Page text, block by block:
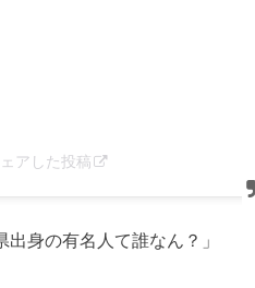
アした投稿
身の有名人て誰なん？」